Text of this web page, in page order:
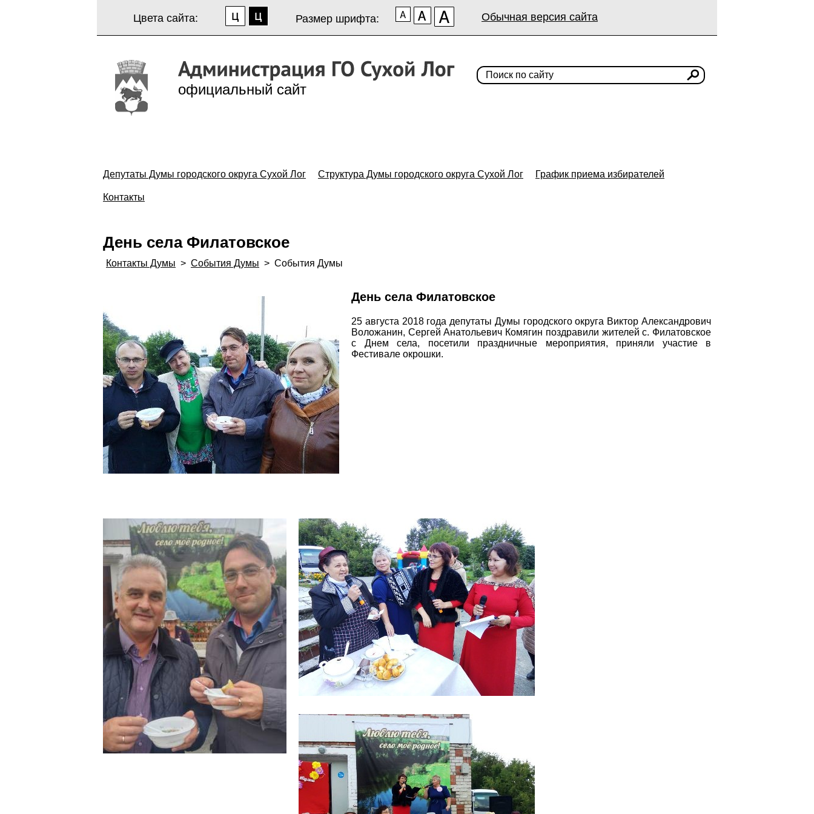
Цвета сайта: Размер шрифта: Обычная версия сайта
официальный сайт
Депутаты Думы городского округа Сухой Лог Структура Думы городского округа Сухой Лог График приема избирателей
Контакты
День села Филатовское
Контакты Думы > События Думы > События Думы
День села Филатовское
25 августа 2018 года депутаты Думы городского округа Виктор Александрович
Воложанин, Сергей Анатольевич Комягин поздравили жителей с. Филатовское
с Днем села, посетили праздничные мероприятия, приняли участие в
Фестивале окрошки.